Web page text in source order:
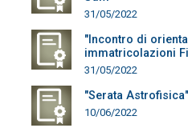
31/05/2022
"Incontro di
immatricolazioni
31/05/2022
"Serata Astrofisica"
10/06/2022